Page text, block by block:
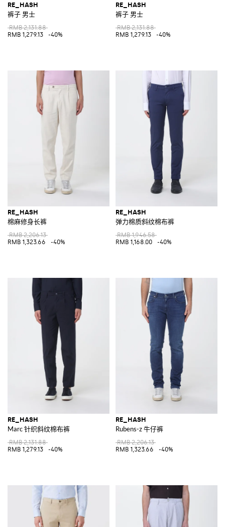
RE_HASH
裤子 男士
RMB 2,131.88
RMB 1,279.13
-40%
RE_HASH
裤子 男士
RMB 2,131.88
RMB 1,279.13
-40%
RE_HASH
棉麻修身长裤
RMB 2,206.13
RMB 1,323.66
-40%
RE_HASH
弹力棉质斜纹棉布裤
RMB 1,946.58
RMB 1,168.00
-40%
RE_HASH
Marc 针织斜纹棉布裤
RMB 2,131.88
RMB 1,279.13
-40%
RE_HASH
Rubens-z 牛仔裤
RMB 2,206.13
RMB 1,323.66
-40%